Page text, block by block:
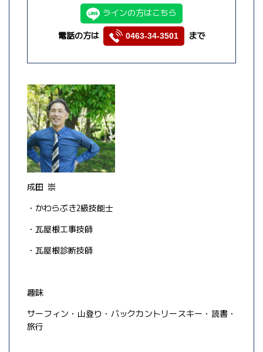
ラインの方はこちら
電話の方は 0463-34-3501 まで
成田 崇
・かわらぶき2級技能士
・瓦屋根工事技師
・瓦屋根診断技師
趣味
サーフィン・山登り・バックカントリースキー・読書・
旅行